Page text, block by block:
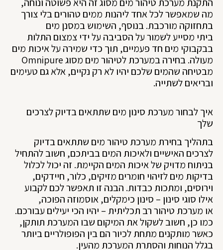
התקנת מערכת טיהור מים מסוג זה היא פשוטה ונוחה,
מה שמאפשר לכל אחד ליהנות ממים טהורים בלי צורך
בתחזוקה מורכבת. בנוסף, השימוש במסנן מים
ביתי מסייע לשמור על הסביבה על ידי צמצום התלות
בבקבוקי מים חד פעמיים, תוך כדי שמירה על איכות מים
מעולה. בחירה במערכת לטיהור מים מסוג Omnipure
מבטיחה שהמים שלכם יהיו לא רק נקיים, אלא גם טעימים
ובריאים לשתייה.
איך לבחור מערכת סינון מים שתתאים בדיוק לצרכים
שלך
בתהליך בחירת מערכת טיהור מים שתתאים בדיוק
לצרכים האישיים ולאיכות המים בביתכם, חשוב להתחיל
בניתוח מדויק של איכות המים הקיימת. זה יכול לכלול
בדיקות מים לזיהוי חומרים מזיקים, כלור, חיידקים,
וירוסים, ומתכות כבדות. הבנה זו תאפשר לכם לקבוע
אילו סוגי סינון – סינון כימקלים, אוסמוזה הפוכה,
או מערכת טיהור רב תכליתית – יהיו הכי יעילים עבורכם.
כמו כן, חשוב לשקול את המיקום שבו המערכת תותקן,
כאשר מותקנים מתחת לכיור הם בין הפופולריים ביותר
בגלל הנוחות והסתרת המערכת מהעין.